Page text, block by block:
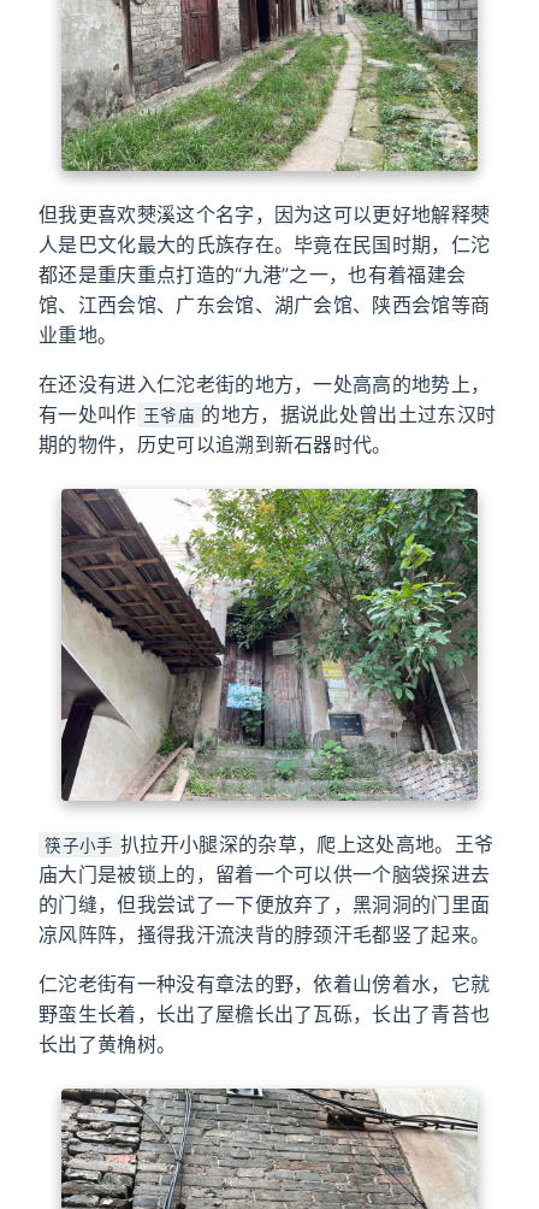
但我更喜欢僰溪这个名字，因为这可以更好地解释僰
人是巴文化最大的氏族存在。毕竟在民国时期，仁沱
都还是重庆重点打造的“九港”之一，也有着福建会
馆、江西会馆、广东会馆、湖广会馆、陕西会馆等商
业重地。
在还没有进入仁沱老街的地方，一处高高的地势上，
有一处叫作 王爷庙 的地方，据说此处曾出土过东汉时
期的物件，历史可以追溯到新石器时代。
筷子小手 扒拉开小腿深的杂草，爬上这处高地。王爷
庙大门是被锁上的，留着一个可以供一个脑袋探进去
的门缝，但我尝试了一下便放弃了，黑洞洞的门里面
凉风阵阵，搔得我汗流浃背的脖颈汗毛都竖了起来。
仁沱老街有一种没有章法的野，依着山傍着水，它就
野蛮生长着，长出了屋檐长出了瓦砾，长出了青苔也
长出了黄桷树。